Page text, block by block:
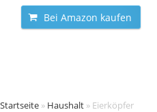
Bei Amazon kaufen
Startseite » Haushalt » Eierköpfer